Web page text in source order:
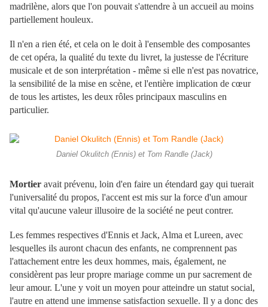
madrilène, alors que l'on pouvait s'attendre à un accueil au moins
partiellement houleux.
Il n'en a rien été, et cela on le doit à l'ensemble des composantes
de cet opéra, la qualité du texte du livret, la justesse de l'écriture
musicale et de son interprétation - même si elle n'est pas novatrice,
la sensibilité de la mise en scène, et l'entière implication de cœur
de tous les artistes, les deux rôles principaux masculins en
particulier.
Daniel Okulitch (Ennis) et Tom Randle (Jack)
Mortier avait prévenu, loin d'en faire un étendard gay qui tuerait
l'universalité du propos, l'accent est mis sur la force d'un amour
vital qu'aucune valeur illusoire de la société ne peut contrer.
Les femmes respectives d'Ennis et Jack, Alma et Lureen, avec
lesquelles ils auront chacun des enfants, ne comprennent pas
l'attachement entre les deux hommes, mais, également, ne
considèrent pas leur propre mariage comme un pur sacrement de
leur amour. L'une y voit un moyen pour atteindre un statut social,
l'autre en attend une immense satisfaction sexuelle. Il y a donc des